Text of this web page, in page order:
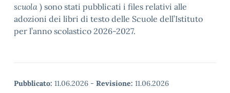
scuola ) sono stati pubblicati i files relativi alle
adozioni dei libri di testo delle Scuole dell’Istituto
per l’anno scolastico 2026-2027.
Pubblicato: 11.06.2026 - Revisione: 11.06.2026